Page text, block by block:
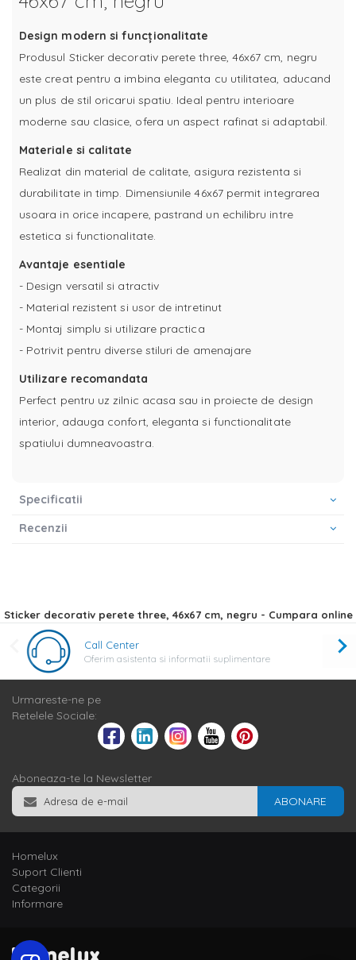
Design modern si funcționalitate
Produsul Sticker decorativ perete three, 46x67 cm, negru
este creat pentru a imbina eleganta cu utilitatea, aducand
un plus de stil oricarui spatiu. Ideal pentru interioare
moderne sau clasice, ofera un aspect rafinat si adaptabil.
Materiale si calitate
Realizat din material de calitate, asigura rezistenta si
durabilitate in timp. Dimensiunile 46x67 permit integrarea
usoara in orice incapere, pastrand un echilibru intre
estetica si functionalitate.
Avantaje esentiale
- Design versatil si atractiv
- Material rezistent si usor de intretinut
- Montaj simplu si utilizare practica
- Potrivit pentru diverse stiluri de amenajare
Utilizare recomandata
Perfect pentru uz zilnic acasa sau in proiecte de design
interior, adauga confort, eleganta si functionalitate
spatiului dumneavoastra.
Specificatii
Recenzii
Sticker decorativ perete three, 46x67 cm, negru - Cumpara online
Call Center
Oferim asistenta si informatii suplimentare
Urmareste-ne pe
Retelele Sociale:
Aboneaza-te la Newsletter
ABONARE
Homelux
Suport Clienti
Categorii
Informare